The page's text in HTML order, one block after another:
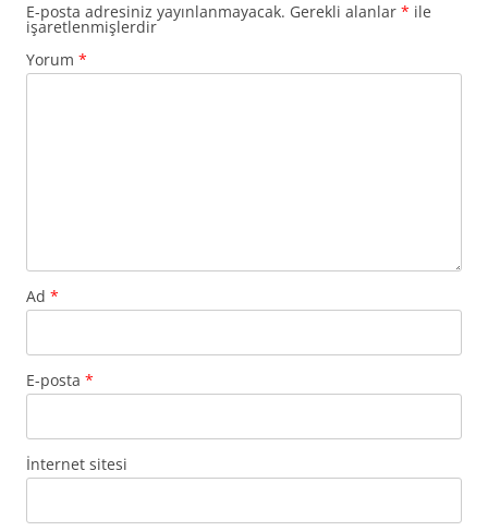
E-posta adresiniz yayınlanmayacak. Gerekli alanlar * ile
işaretlenmişlerdir
Yorum *
Ad *
E-posta *
İnternet sitesi